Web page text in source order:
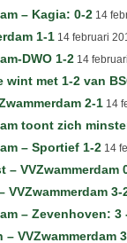
– Kagia: 0-2 14
1-1 14 februari
DWO 1-2 14
wint met 1-2 van
2-1 14
toont zich
– Sportief 1-2 14
– VVZwammerdam
VVZwammerdam 3-
– Zevenhoven: 3
VVZwammerdam